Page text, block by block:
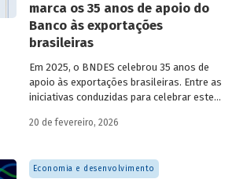
marca os 35 anos de apoio do
Banco às exportações
brasileiras
Em 2025, o BNDES celebrou 35 anos de
apoio às exportações brasileiras. Entre as
iniciativas conduzidas para celebrar este
quanto para a história do
Brasil, está o lançamento da publicação
“BNDES Exim: 35 anos de apoio às
20 de fevereiro, 2026
Economia e desenvolvimento